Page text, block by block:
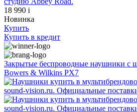
18 990 i
Новинка
Купить
Купить в кредит
Закрытые беспроводные наушники с
Bowers & Wilkins PX7